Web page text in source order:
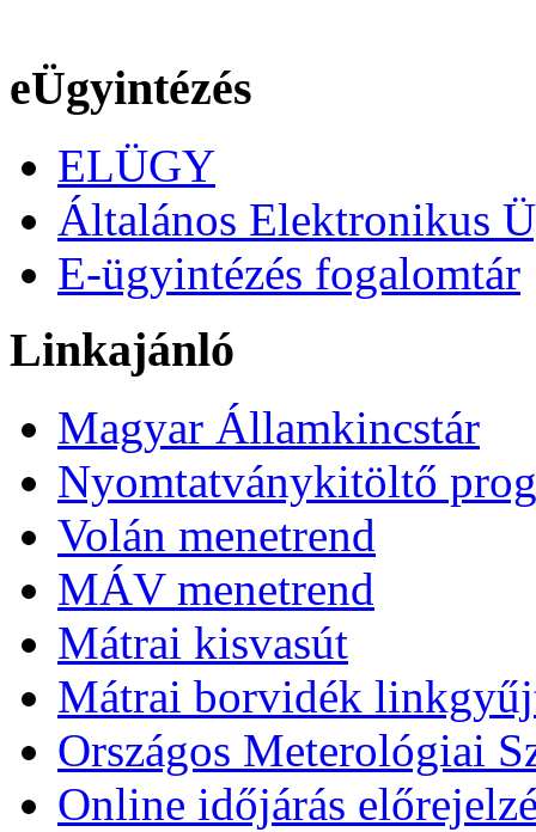
eÜgyintézés
ELÜGY
Általános Elektronikus
E-ügyintézés fogalomtár
Linkajánló
Magyar Államkincstár
Nyomtatványkitöltő
Volán menetrend
MÁV menetrend
Mátrai kisvasút
Mátrai borvidék
Országos Meterológiai
Online időjárás